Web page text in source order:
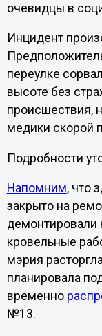
очевидцы в
Инцидент
переулке
высоте без
происшествия,
медики скорой
Подробности
Напомним, что
закрыто на
демонтировали
кровельные
мэрия
планировала
временно
№13.